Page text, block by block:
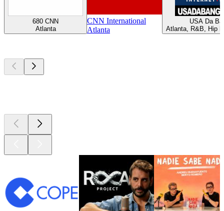
680 CNN
Atlanta
CNN International
Atlanta
USA Da
Atlanta, R&B, Hip